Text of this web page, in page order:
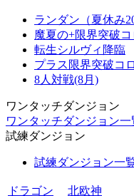
ランダン（夏休み
魔夏の+限界突破
転生シルヴィ降臨
プラス限界突破コ
8人対戦(8月)
ワンタッチダンジョン
ワンタッチダンジョン一
試練ダンジョン
試練ダンジョン一
ドラゴン 北欧神